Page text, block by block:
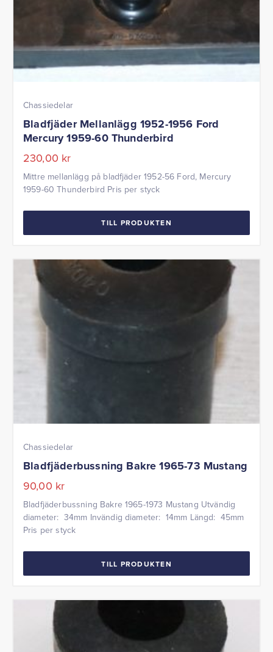
Chassiedelar
Bladfjäder Mellanlägg 1952-1956 Ford
Mercury 1959-60 Thunderbird
230,00 kr
Mittre mellanlägg på bladfjäder 1952-56 Ford, Mercury
1959-60 Thunderbird Pris per styck
TILL PRODUKTEN
Chassiedelar
Bladfjäderbussning Bakre 1965-73 Mustang
90,00 kr
Bladfjäderbussning Bakre 1965-1973 Mustang Utvändig
diameter: 34mm Invändig diameter: 14mm Längd: 45mm
Pris per styck
TILL PRODUKTEN